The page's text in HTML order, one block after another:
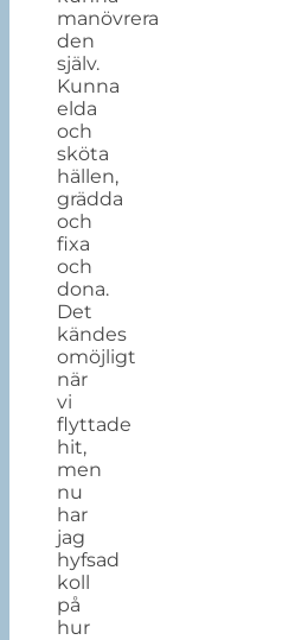
manövrera
den
själv.
Kunna
elda
och
sköta
hällen,
grädda
och
fixa
och
dona.
Det
kändes
omöjligt
när
vi
flyttade
hit,
men
nu
har
jag
hyfsad
koll
på
hur